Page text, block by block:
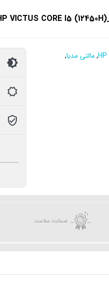
,مالتی مدیا,
ضمانت سلامت